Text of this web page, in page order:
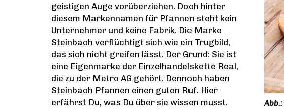
geistigen Auge vorüberziehen. Doch hinter
diesem Markennamen für Pfannen steht kein
Unternehmer und keine Fabrik. Die Marke
Steinbach verflüchtigt sich wie ein Trugbild,
das sich nicht greifen lässt. Der Grund: Sie ist
eine Eigenmarke der Einzelhandelskette Real,
die zu der Metro AG gehört. Dennoch haben
Steinbach Pfannen einen guten Ruf. Hier
erfährst Du, was Du über sie wissen musst.